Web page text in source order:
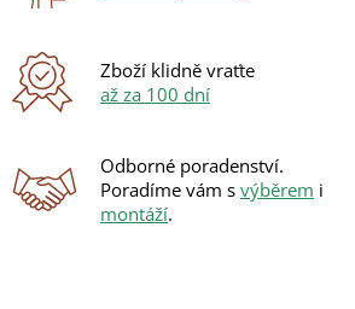
Zboží klidně vraťte
až za 100 dní
Odborné poradenství.
Poradíme vám s výběrem i
montáží.